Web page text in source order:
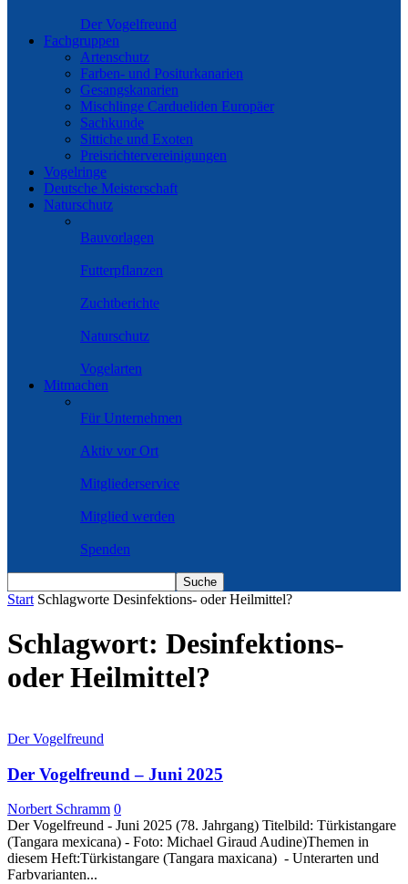
Der Vogelfreund
Fachgruppen
Artenschutz
Farben- und Positurkanarien
Gesangskanarien
Mischlinge Cardueliden Europäer
Sachkunde
Sittiche und Exoten
Preisrichtervereinigungen
Vogelringe
Deutsche Meisterschaft
Naturschutz
Bauvorlagen
Futterpflanzen
Zuchtberichte
Naturschutz
Vogelarten
Mitmachen
Für Unternehmen
Aktiv vor Ort
Mitgliederservice
Mitglied werden
Spenden
Start Schlagworte Desinfektions- oder Heilmittel?
Schlagwort: Desinfektions-
oder Heilmittel?
Der Vogelfreund
Der Vogelfreund – Juni 2025
Norbert Schramm 0
Der Vogelfreund - Juni 2025 (78. Jahrgang) Titelbild: Türkistangare
(Tangara mexicana) - Foto: Michael Giraud Audine)Themen in
diesem Heft:Türkistangare (Tangara maxicana) - Unterarten und
Farbvarianten...